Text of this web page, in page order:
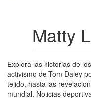
Matty
Explora las historias de
activismo de Tom Daley
tejido, hasta las
mundial. Noticias